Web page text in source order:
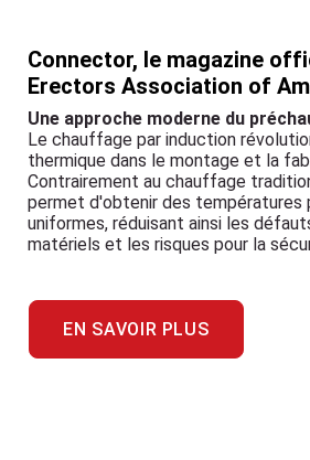
Connector, le magazine
Erectors Association of
Une approche moderne du
Le chauffage par induction
thermique dans le montage et la
Contrairement au chauffage
permet d'obtenir des températures
uniformes, réduisant ainsi les
matériels et les risques pour la
EN SAVOIR PLUS